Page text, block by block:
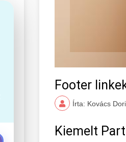
Footer
Írta: Kovács
Kiemelt